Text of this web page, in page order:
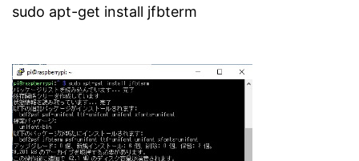
sudo apt-get install jfbterm